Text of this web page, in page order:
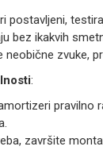
postavljeni,
bez ikakvih
neobične zvuke,
:
pravilno
završite